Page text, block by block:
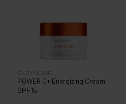
POWER C+ Energizing Cream
SPF15
SKEYNDOR